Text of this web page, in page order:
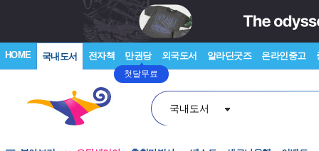
HOME 국내도서 전자책 만권당
첫달무료
외국도서 알라딘굿즈 온라인중고
국내도서